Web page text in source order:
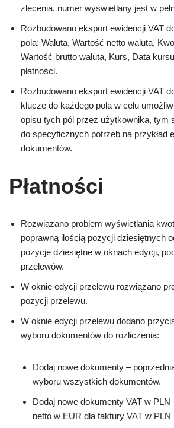
zlecenia, numer wyświetlany jest w
Rozbudowano eksport ewidencji VAT
pola: Waluta, Wartość netto waluta,
Wartość brutto waluta, Kurs, Data
płatności.
Rozbudowano eksport ewidencji VAT
klucze do każdego pola w celu
opisu tych pól przez użytkownika, tym
do specyficznych potrzeb na przykład
dokumentów.
Płatności
Rozwiązano problem wyświetlania
poprawną ilością pozycji dziesiętnych
pozycje dziesiętne w oknach edycji,
przelewów.
W oknie edycji przelewu rozwiązano
pozycji przelewu.
W oknie edycji przelewu dodano
wyboru dokumentów do rozliczenia:
Dodaj nowe dokumenty –
wyboru wszystkich dokumentów.
Dodaj nowe dokumenty VAT w PLN
netto w EUR dla faktury VAT w PLN